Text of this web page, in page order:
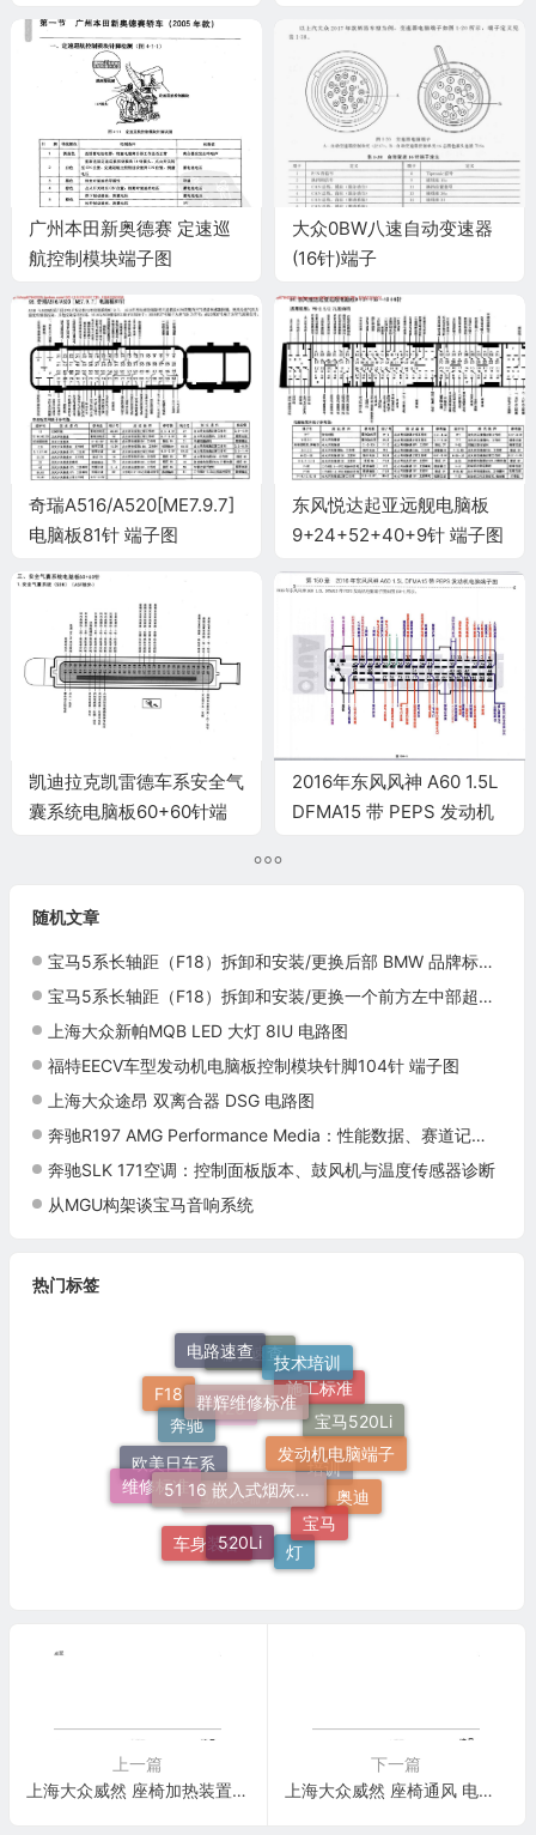
广州本田新奥德赛 定速巡
航控制模块端子图
大众0BW八速自动变速器
(16针)端子
奇瑞A516/A520[ME7.9.7]
电脑板81针 端子图
东风悦达起亚远舰电脑板
9+24+52+40+9针 端子图
凯迪拉克凯雷德车系安全气
囊系统电脑板60+60针端
2016年东风风神 A60 1.5L
DFMA15 带 PEPS 发动机
随机文章
宝马5系长轴距（F18）拆卸和安装/更换后部 BMW 品牌标识施工与复检标准
宝马5系长轴距（F18）拆卸和安装/更换一个前方左中部超声波传感器施工与复检标准
上海大众新帕MQB LED 大灯 8IU 电路图
福特EECV车型发动机电脑板控制模块针脚104针 端子图
上海大众途昂 双离合器 DSG 电路图
奔驰R197 AMG Performance Media：性能数据、赛道记录与车辆设置
奔驰SLK 171空调：控制面板版本、鼓风机与温度传感器诊断
从MGU构架谈宝马音响系统
热门标签
N20
端子速查
施工标准
培训
电脑板端子
欧美日车系
F18
电路速查 技术培训
宝马520Li
奥迪
灯
车身装备
维修标准
奔驰
群辉维修标准
发动机电脑端子
宝马
520Li
51 16 嵌入式烟灰缸托架
上一篇
上海大众威然 座椅加热装置 电路图
下一篇
上海大众威然 座椅通风 电路图